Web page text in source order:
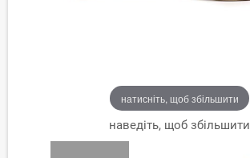
натисніть, щоб збільшити
наведіть, щоб збільшити